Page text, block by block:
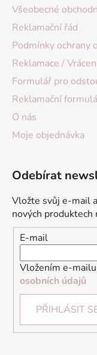
Všeobecné
Reklamační řád
Podmínky ochrany
Reklamace /
Formulář pro
Reklamační
O nás
Moje objednávka
Odebírat
Vložte svůj e-mail
nových produktech
E-mail
Vložením e-
osobních údajů
PŘIHLÁSIT